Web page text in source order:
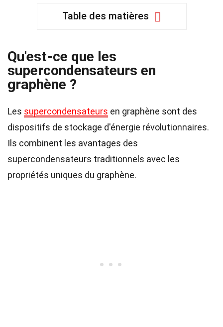
Table des matières
Qu'est-ce que les
supercondensateurs en
graphène ?
Les supercondensateurs en graphène sont des
dispositifs de stockage d'énergie révolutionnaires.
Ils combinent les avantages des
supercondensateurs traditionnels avec les
propriétés uniques du graphène.